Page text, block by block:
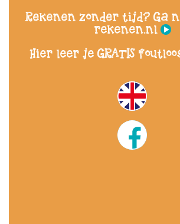
Rekenen zonder tijd? Ga
rekenen.nl
Hier leer je GRATIS